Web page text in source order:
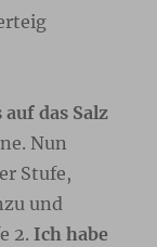
auf das Salz
Nun
Stufe,
und
2.Ich habe